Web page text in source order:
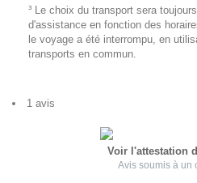
³ Le choix du transport sera
d'assistance en fonction des
le voyage a été interrompu, en
transports en commun.
1 avis
Voir l'attestation
Avis soumis à un